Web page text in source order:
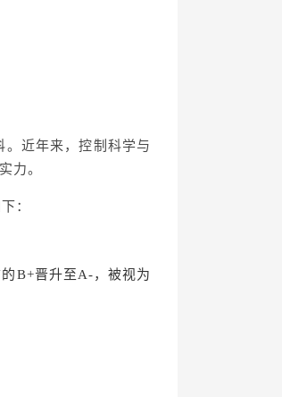
近年来，控制科学与
力。
：
B+晋升至A-，被视为